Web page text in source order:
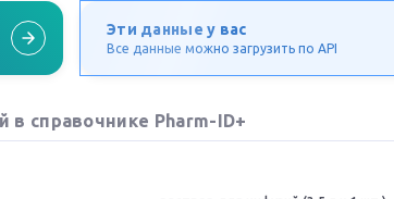
Эти данные у вас
Все данные можно загрузить по API
справочнике Pharm-ID+